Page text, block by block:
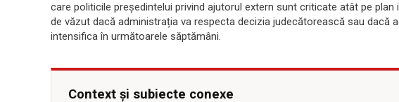
care politicile președintelui privind ajutorul extern sunt criticate atât pe plan
de văzut dacă administrația va respecta decizia judecătorească sau dacă
intensifica în următoarele săptămâni.
Context și subiecte conexe